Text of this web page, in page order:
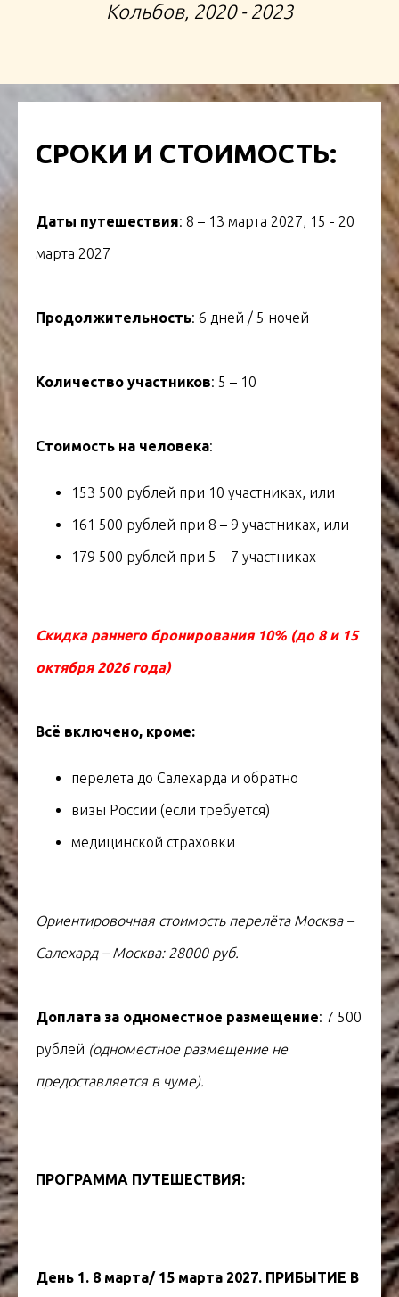
Кольбов, 2020 - 2023
СРОКИ И СТОИМОСТЬ:
Даты путешествия: 8 – 13 марта 2027, 15 - 20
марта 2027
Продолжительность: 6 дней / 5 ночей
Количество участников: 5 – 10
Стоимость на человека:
153 500 рублей при 10 участниках, или
161 500 рублей при 8 – 9 участниках, или
179 500 рублей при 5 – 7 участниках
Скидка раннего бронирования 10% (до 8 и 15
октября 2026 года)
Всё включено, кроме:
перелета до Салехарда и обратно
визы России (если требуется)
медицинской страховки
Ориентировочная стоимость перелёта Москва –
Салехард – Москва: 28000 руб.
Доплата за одноместное размещение: 7 500
рублей (одноместное размещение не
предоставляется в чуме).
ПРОГРАММА ПУТЕШЕСТВИЯ:
День 1. 8 марта/ 15 марта 2027. ПРИБЫТИЕ В